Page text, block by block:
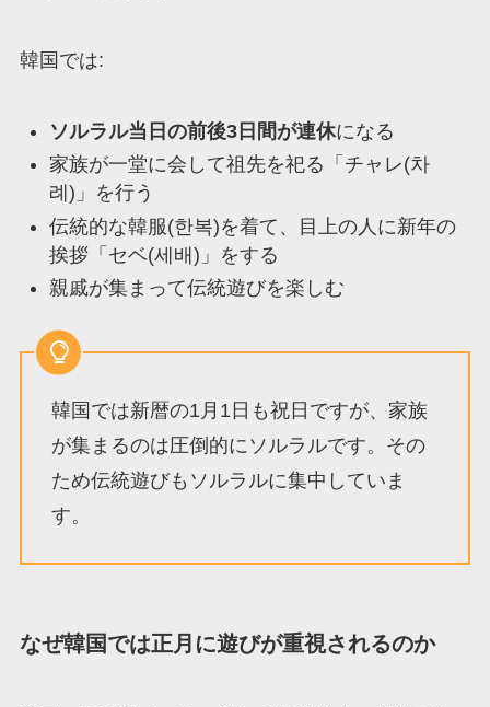
韓国では:
ソルラル当日の前後3日間が連休になる
家族が一堂に会して祖先を祀る「チャレ(차
례)」を行う
伝統的な韓服(한복)を着て、目上の人に新年の
挨拶「セベ(세배)」をする
親戚が集まって伝統遊びを楽しむ
韓国では新暦の1月1日も祝日ですが、家族
が集まるのは圧倒的にソルラルです。その
ため伝統遊びもソルラルに集中していま
す。
なぜ韓国では正月に遊びが重視されるのか